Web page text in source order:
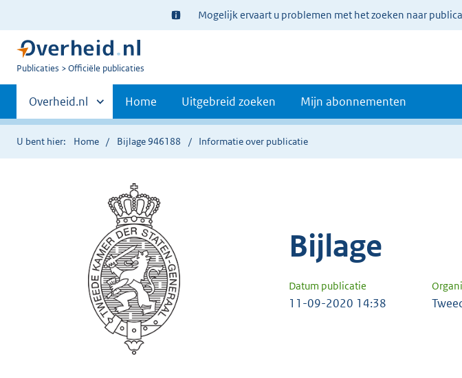
Ter
informatie:
Mogelijk ervaart u problemen met het zoeken naar
U
Publicaties Officiële publicaties
Primaire
navigatie
Andere
sites
binnen
Overheid.nl Home Uitgebreid zoeken Mijn abonnementen
U bent hier: Home Bijlage 946188 Informatie over publicatie
Bijlage
Datum publicatie
11-09-2020 14:38